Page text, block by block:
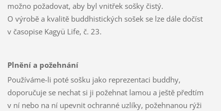
možno požadovat, aby byl vnitřek sošky čistý.
O výrobě a kvalitě buddhistických sošek se lze dále dočíst
v časopise Kagyü Life, č. 23.
Plnění a požehnání
Používáme-li poté sošku jako reprezentaci buddhy,
doporučuje se nechat si ji požehnat lamou a ještě předtím
v ní nebo na ní upevnit ochranné uzlíky, požehnanou rýži